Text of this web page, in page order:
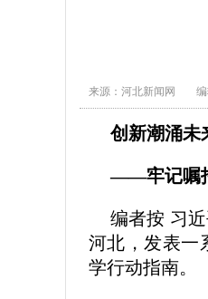
来源：河北新闻网
创新潮涌未
——牢记嘱
编者按 习
河北，发表一
学行动指南。